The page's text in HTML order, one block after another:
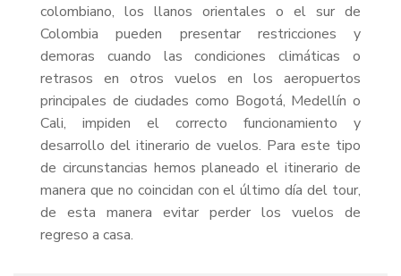
colombiano, los llanos orientales o el sur de
Colombia pueden presentar restricciones y
demoras cuando las condiciones climáticas o
retrasos en otros vuelos en los aeropuertos
principales de ciudades como Bogotá, Medellín o
Cali, impiden el correcto funcionamiento y
desarrollo del itinerario de vuelos. Para este tipo
de circunstancias hemos planeado el itinerario de
manera que no coincidan con el último día del tour,
de esta manera evitar perder los vuelos de
regreso a casa.